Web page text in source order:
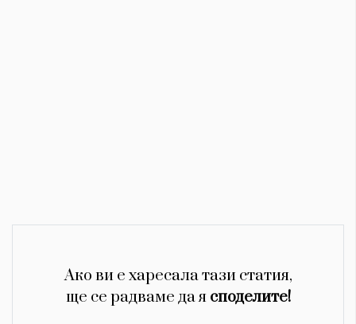
Ако ви е харесала тази статия,
ще се радваме да я споделите!